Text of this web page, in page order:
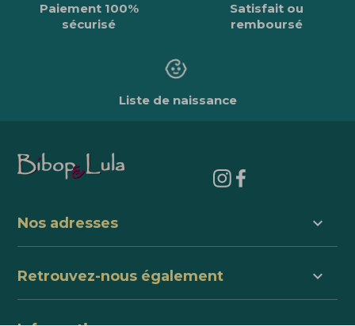
Paiement 100%
sécurisé
Satisfait ou
remboursé
Liste de naissance
Nos adresses keyboard_arrow_down
Retrouvez-nous également keyboard_arrow_down